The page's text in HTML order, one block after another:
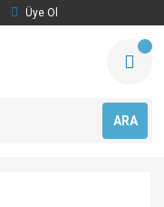
Üye Ol
ARA